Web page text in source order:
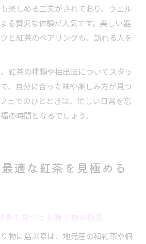
楽しめる工夫がされており、ウェル
る贅沢な体験が人気です。美しい器
と紅茶のペアリングも、訪れる人を
紅茶の種類や抽出法についてスタッ
、自分に合った味や楽しみ方が見つ
ェでのひとときは、忙しい日常を忘
の時間となるでしょう。
適な紅茶を見極める
物に選ぶ際は、地元産の和紅茶や個